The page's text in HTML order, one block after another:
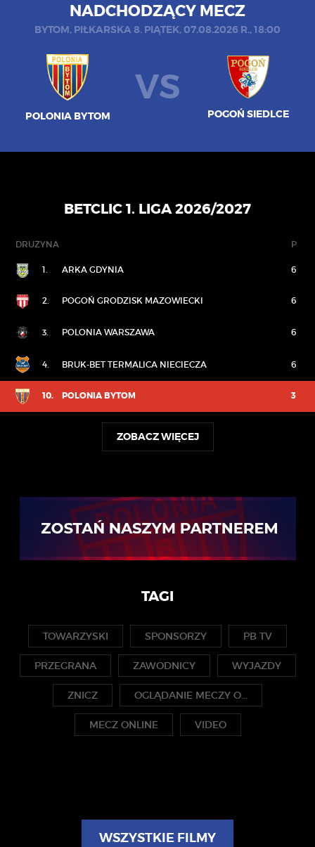
NADCHODZĄCY MECZ
BYTOM, PIŁKARSKA 8. PIĄTEK, 07.08.2026 R., 18:00
POLONIA BYTOM
VS
POGOŃ SIEDLCE
BETCLIC 1. LIGA 2026/2027
DRUŻYNA P
1. ARKA GDYNIA 6
2. POGOŃ GRODZISK MAZOWIECKI 6
3. POLONIA WARSZAWA 6
4. BRUK-BET TERMALICA NIECIECZA 6
10. POLONIA BYTOM 3
ZOBACZ WIĘCEJ
TAGI
TOWARZYSKI SPONSORZY PB TV
PRZEGRANA ZAWODNICY WYJAZDY
ZNICZ OGLĄDANIE MECZY O...
MECZ ONLINE VIDEO
WSZYSTKIE FILMY